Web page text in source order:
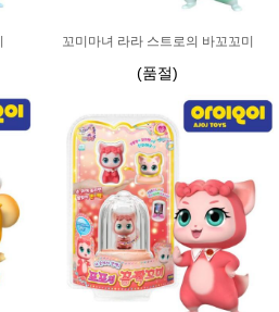
꼬미마녀 라라 스트로의 바꼬꼬미
(품절)